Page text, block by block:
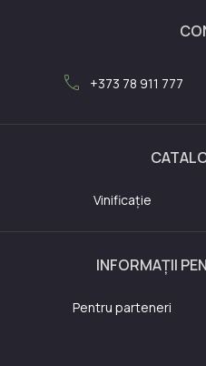
call +373 78 911 777
Vinificație
INFORMAȚII
Pentru parteneri